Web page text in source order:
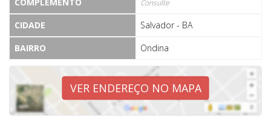
Consulte
CIDADE
Salvador - BA
BAIRRO
Ondina
VER ENDEREÇO NO MAPA